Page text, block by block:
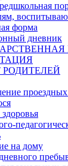
форма
дневник
РОДИТЕЛЕЙ
на дому